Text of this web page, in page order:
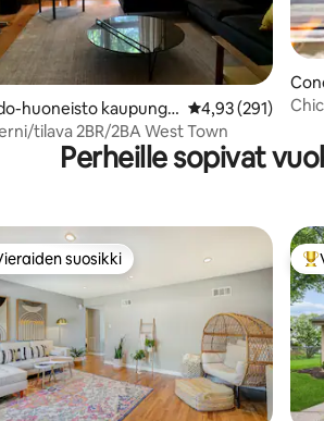
4,8/5, 311 arvostelua
huoneisto kaupungis Keskimääräinen
4,93 (291)
tilava 2BR/2BA West Town
sa
Perheille sopivat
suosikkien parhaimmistoa
suosikki